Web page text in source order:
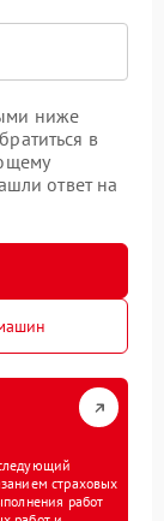
ниже
в
ответ на
страховых
работ